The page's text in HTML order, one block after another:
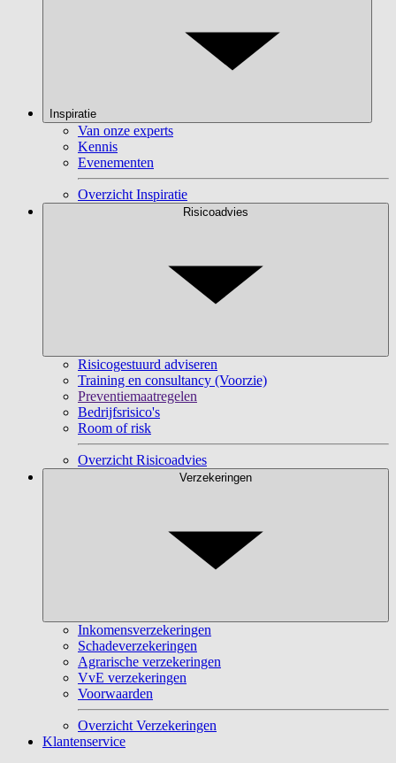
Inspiratie
Van onze experts
Kennis
Evenementen
Overzicht Inspiratie
Risicoadvies
Risicogestuurd adviseren
Training en consultancy (Voorzie)
Preventiemaatregelen
Bedrijfsrisico's
Room of risk
Overzicht Risicoadvies
Verzekeringen
Inkomensverzekeringen
Schadeverzekeringen
Agrarische verzekeringen
VvE verzekeringen
Voorwaarden
Overzicht Verzekeringen
Klantenservice